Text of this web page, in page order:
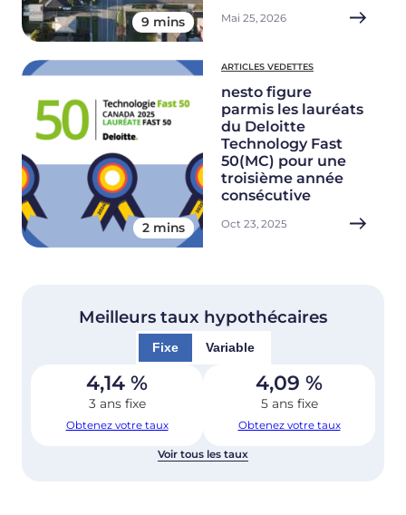
9 mins Mai 25, 2026
2 mins
ARTICLES VEDETTES
nesto figure
parmis les lauréats
du Deloitte
Technology Fast
50(MC) pour une
troisième année
consécutive
Oct 23, 2025
Meilleurs taux hypothécaires
Fixe Variable
4,14 %
3 ans fixe
Obtenez votre taux
4,09 %
5 ans fixe
Obtenez votre taux
Voir tous les taux